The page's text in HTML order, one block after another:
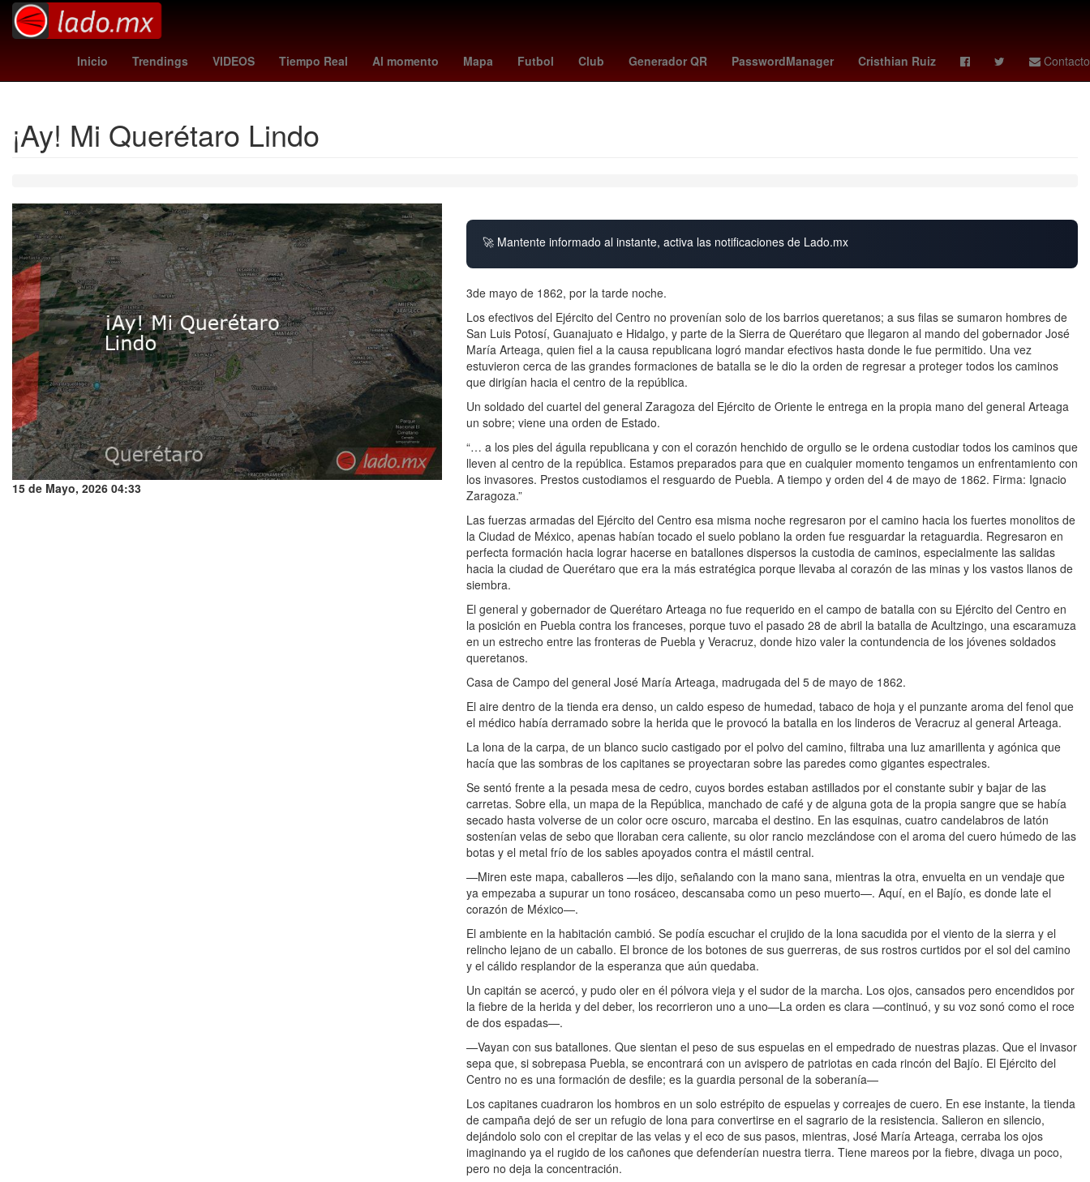
Inicio Trendings VIDEOS Tiempo Real Al momento Mapa Futbol Club Generador QR PasswordManager Cristhian Ruiz Contacto
nsqk conciertos rhode Tráfico CDMX Carlos Espejel Internacional vs Bahia internacional - bahía Inter Miami - Montréal Luis Advíncula Toronto - Philadelphia Columbus Crew - Nashville SC
¡Ay! Mi Querétaro Lindo
15 de Mayo, 2026 04:33
🚀 Mantente informado al instante, activa las notificaciones de Lado.mx
3de mayo de 1862, por la tarde noche.
Los efectivos del Ejército del Centro no provenían solo de los barrios queretanos; a sus filas se sumaron hombres de
San Luis Potosí, Guanajuato e Hidalgo, y parte de la Sierra de Querétaro que llegaron al mando del gobernador José
María Arteaga, quien fiel a la causa republicana logró mandar efectivos hasta donde le fue permitido. Una vez
estuvieron cerca de las grandes formaciones de batalla se le dio la orden de regresar a proteger todos los caminos
que dirigían hacia el centro de la república.
Un soldado del cuartel del general Zaragoza del Ejército de Oriente le entrega en la propia mano del general Arteaga
un sobre; viene una orden de Estado.
“… a los pies del águila republicana y con el corazón henchido de orgullo se le ordena custodiar todos los caminos que
lleven al centro de la república. Estamos preparados para que en cualquier momento tengamos un enfrentamiento con
los invasores. Prestos custodiamos el resguardo de Puebla. A tiempo y orden del 4 de mayo de 1862. Firma: Ignacio
Zaragoza.”
Las fuerzas armadas del Ejército del Centro esa misma noche regresaron por el camino hacia los fuertes monolitos de
la Ciudad de México, apenas habían tocado el suelo poblano la orden fue resguardar la retaguardia. Regresaron en
perfecta formación hacia lograr hacerse en batallones dispersos la custodia de caminos, especialmente las salidas
hacia la ciudad de Querétaro que era la más estratégica porque llevaba al corazón de las minas y los vastos llanos de
siembra.
El general y gobernador de Querétaro Arteaga no fue requerido en el campo de batalla con su Ejército del Centro en
la posición en Puebla contra los franceses, porque tuvo el pasado 28 de abril la batalla de Acultzingo, una escaramuza
en un estrecho entre las fronteras de Puebla y Veracruz, donde hizo valer la contundencia de los jóvenes soldados
queretanos.
Casa de Campo del general José María Arteaga, madrugada del 5 de mayo de 1862.
El aire dentro de la tienda era denso, un caldo espeso de humedad, tabaco de hoja y el punzante aroma del fenol que
el médico había derramado sobre la herida que le provocó la batalla en los linderos de Veracruz al general Arteaga.
La lona de la carpa, de un blanco sucio castigado por el polvo del camino, filtraba una luz amarillenta y agónica que
hacía que las sombras de los capitanes se proyectaran sobre las paredes como gigantes espectrales.
Se sentó frente a la pesada mesa de cedro, cuyos bordes estaban astillados por el constante subir y bajar de las
carretas. Sobre ella, un mapa de la República, manchado de café y de alguna gota de la propia sangre que se había
secado hasta volverse de un color ocre oscuro, marcaba el destino. En las esquinas, cuatro candelabros de latón
sostenían velas de sebo que lloraban cera caliente, su olor rancio mezclándose con el aroma del cuero húmedo de las
botas y el metal frío de los sables apoyados contra el mástil central.
—Miren este mapa, caballeros —les dijo, señalando con la mano sana, mientras la otra, envuelta en un vendaje que
ya empezaba a supurar un tono rosáceo, descansaba como un peso muerto—. Aquí, en el Bajío, es donde late el
corazón de México—.
El ambiente en la habitación cambió. Se podía escuchar el crujido de la lona sacudida por el viento de la sierra y el
relincho lejano de un caballo. El bronce de los botones de sus guerreras, de sus rostros curtidos por el sol del camino
y el cálido resplandor de la esperanza que aún quedaba.
Un capitán se acercó, y pudo oler en él pólvora vieja y el sudor de la marcha. Los ojos, cansados pero encendidos por
la fiebre de la herida y del deber, los recorrieron uno a uno—La orden es clara —continuó, y su voz sonó como el roce
de dos espadas—.
—Vayan con sus batallones. Que sientan el peso de sus espuelas en el empedrado de nuestras plazas. Que el invasor
sepa que, si sobrepasa Puebla, se encontrará con un avispero de patriotas en cada rincón del Bajío. El Ejército del
Centro no es una formación de desfile; es la guardia personal de la soberanía—
Los capitanes cuadraron los hombros en un solo estrépito de espuelas y correajes de cuero. En ese instante, la tienda
de campaña dejó de ser un refugio de lona para convertirse en el sagrario de la resistencia. Salieron en silencio,
dejándolo solo con el crepitar de las velas y el eco de sus pasos, mientras, José María Arteaga, cerraba los ojos
imaginando ya el rugido de los cañones que defenderían nuestra tierra. Tiene mareos por la fiebre, divaga un poco,
pero no deja la concentración.